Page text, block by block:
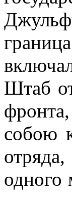
Штаб
собою
одного